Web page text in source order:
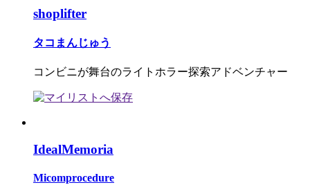
shoplifter
タコまんじゅう
コンビニが舞台のライトホラー探索アドベンチャー
IdealMemoria
Micomprocedure